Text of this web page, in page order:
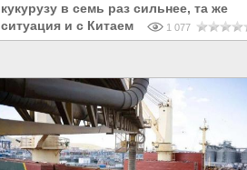
кукурузу в семь раз сильнее, та же
ситуация и с Китаем
1 077